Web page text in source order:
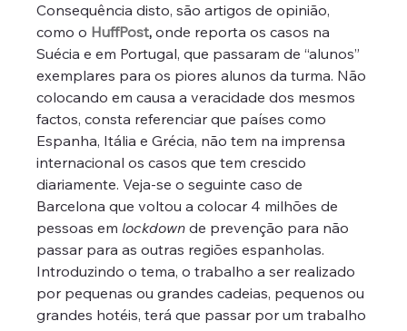
Consequência disto, são artigos de opinião,
como o HuffPost, onde reporta os casos na
Suécia e em Portugal, que passaram de “alunos”
exemplares para os piores alunos da turma. Não
colocando em causa a veracidade dos mesmos
factos, consta referenciar que países como
Espanha, Itália e Grécia, não tem na imprensa
internacional os casos que tem crescido
diariamente. Veja-se o seguinte caso de
Barcelona que voltou a colocar 4 milhões de
pessoas em lockdown de prevenção para não
passar para as outras regiões espanholas.
Introduzindo o tema, o trabalho a ser realizado
por pequenas ou grandes cadeias, pequenos ou
grandes hotéis, terá que passar por um trabalho